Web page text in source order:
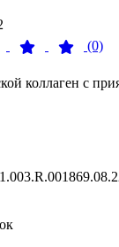
(0)
коллаген с